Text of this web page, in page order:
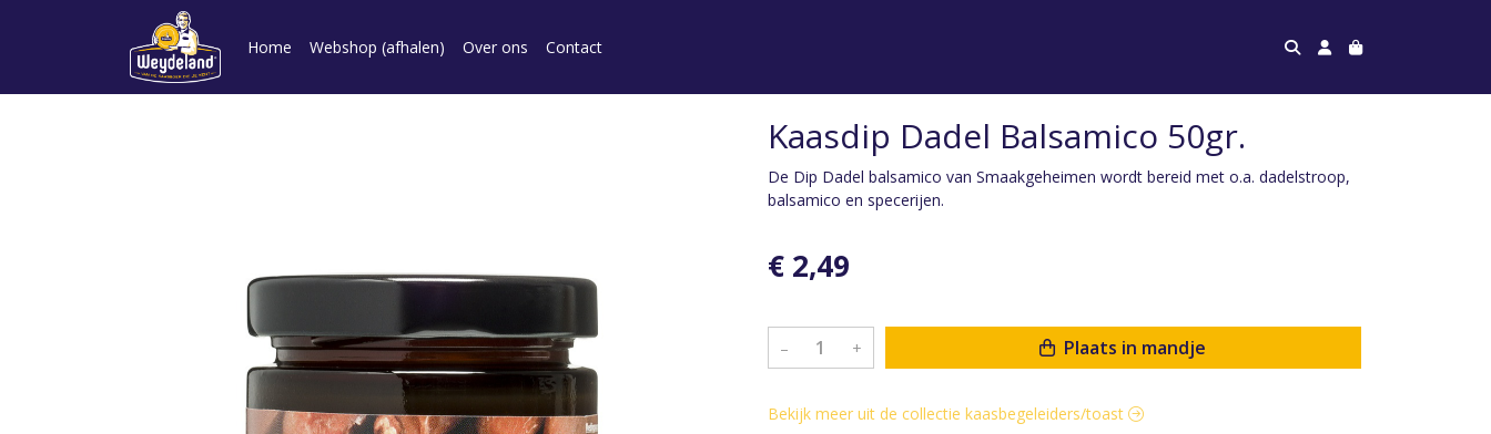
Home Webshop (afhalen) Over ons Contact
Kaasdip Dadel Balsamico 50gr.
De Dip Dadel balsamico van Smaakgeheimen wordt bereid met o.a. dadelstroop,
balsamico en specerijen.
€ 2,49
– + Plaats in mandje
Bekijk meer uit de collectie kaasbegeleiders/toast